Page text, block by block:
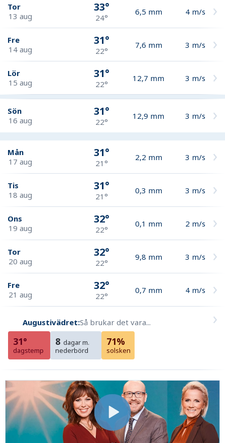
Tor
13 aug
33°
24°
6,5 mm 4 m/s
Fre
14 aug
31°
22°
7,6 mm 3 m/s
Lör
15 aug
31°
22°
12,7 mm 3 m/s
Sön
16 aug
31°
22°
12,9 mm 3 m/s
Mån
17 aug
31°
21°
2,2 mm 3 m/s
Tis
18 aug
31°
21°
0,3 mm 3 m/s
Ons
19 aug
32°
22°
0,1 mm 2 m/s
Tor
20 aug
32°
22°
9,8 mm 3 m/s
Fre
21 aug
32°
22°
0,7 mm 4 m/s
Augustivädret:Så brukar det vara...
31°
dagstemp
8 dagar m.
nederbörd
71%
solsken